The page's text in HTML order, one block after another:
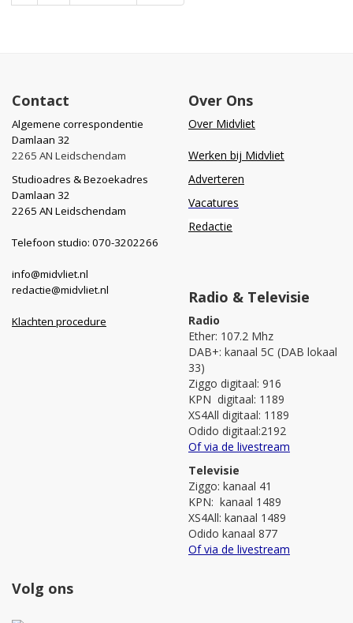
Contact
Algemene correspondentie
Damlaan 32
2265 AN Leidschendam
Studioadres & Bezoekadres
Damlaan 32
2265 AN Leidschendam
Telefoon studio: 070-3202266
info@midvliet.nl
redactie@midvliet.nl
Klachten procedure
Over Ons
Over Midvliet
Werken bij Midvliet
Adverteren
Vacatures
Redactie
Radio & Televisie
Radio
Ether: 107.2 Mhz
DAB+: kanaal 5C (DAB lokaal
33)
Ziggo digitaal: 916
KPN digitaal: 1189
XS4All digitaal: 1189
Odido digitaal:2192
Of via de livestream
Televisie
Ziggo: kanaal 41
KPN: kanaal 1489
XS4All: kanaal 1489
Odido kanaal 877
Of via de livestream
Volg ons